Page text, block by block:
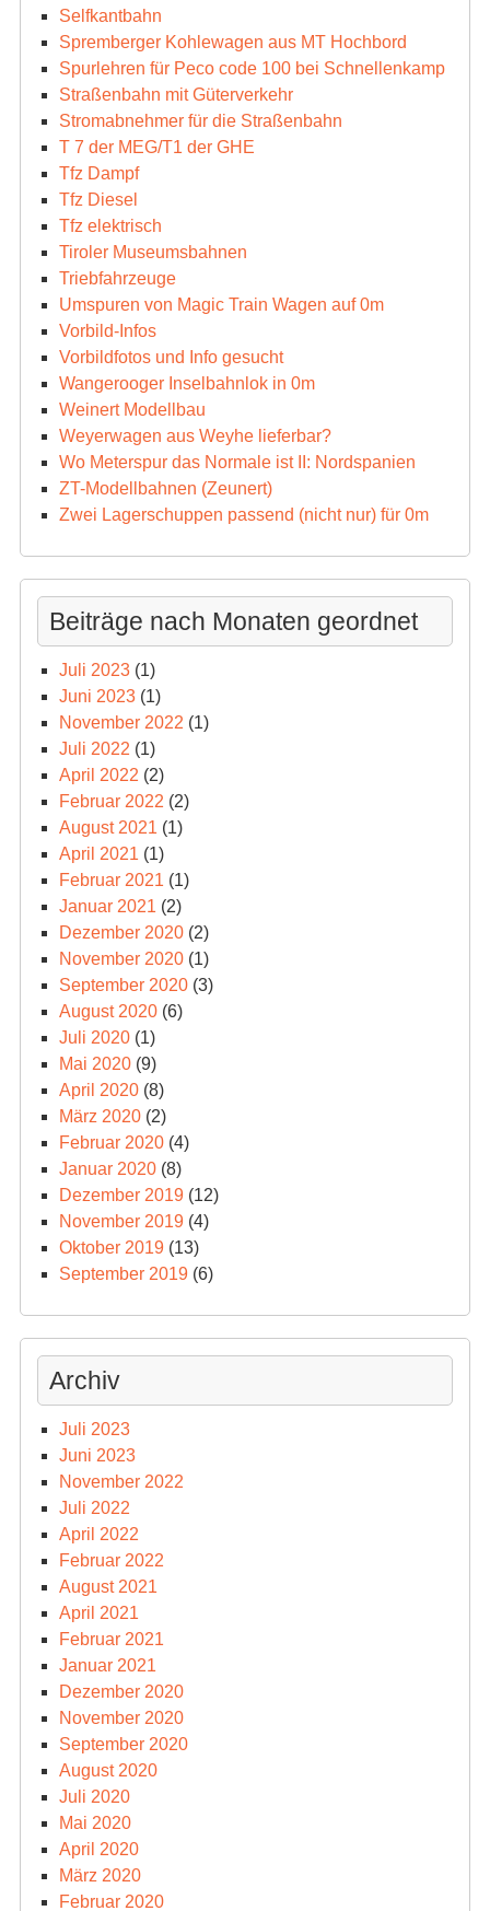
Selfkantbahn
Spremberger Kohlewagen aus MT Hochbord
Spurlehren für Peco code 100 bei Schnellenkamp
Straßenbahn mit Güterverkehr
Stromabnehmer für die Straßenbahn
T 7 der MEG/T1 der GHE
Tfz Dampf
Tfz Diesel
Tfz elektrisch
Tiroler Museumsbahnen
Triebfahrzeuge
Umspuren von Magic Train Wagen auf 0m
Vorbild-Infos
Vorbildfotos und Info gesucht
Wangerooger Inselbahnlok in 0m
Weinert Modellbau
Weyerwagen aus Weyhe lieferbar?
Wo Meterspur das Normale ist II: Nordspanien
ZT-Modellbahnen (Zeunert)
Zwei Lagerschuppen passend (nicht nur) für 0m
Beiträge nach Monaten geordnet
Juli 2023(1)
Juni 2023(1)
November 2022 (1)
Juli 2022 (1)
April 2022 (2)
Februar 2022 (2)
August 2021 (1)
April 2021 (1)
Februar 2021 (1)
Januar 2021 (2)
Dezember 2020(2)
November 2020(1)
September 2020(3)
August 2020(6)
Juli 2020(1)
Mai 2020(9)
April 2020(8)
März 2020(2)
Februar 2020(4)
Januar 2020(8)
Dezember 2019(12)
November 2019(4)
Oktober 2019(13)
September 2019(6)
Archiv
Juli 2023
Juni 2023
November 2022
Juli 2022
April 2022
Februar 2022
August 2021
April 2021
Februar 2021
Januar 2021
Dezember 2020
November 2020
September 2020
August 2020
Juli 2020
Mai 2020
April 2020
März 2020
Februar 2020